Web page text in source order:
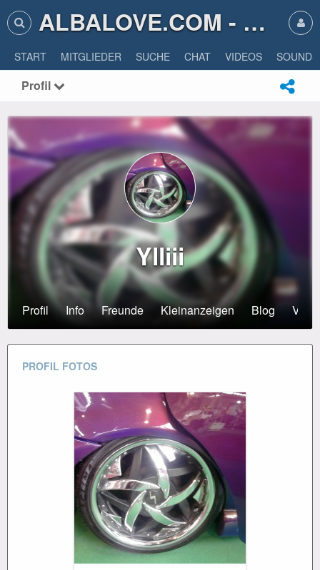
ALBALOVE.COM - ALBA LOVE
START MITGLIEDER SUCHE CHAT VIDEOS SOUNDS
Profil
Ylliii
Profil Info Freunde Kleinanzeigen Blog
PROFIL FOTOS